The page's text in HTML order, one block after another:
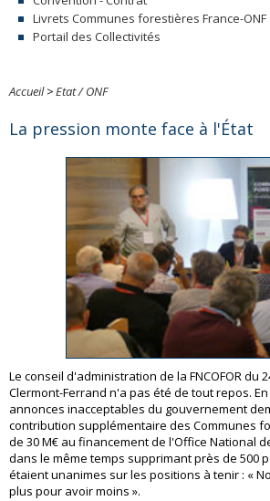
Livrets Communes forestières France-ONF
Portail des Collectivités
Accueil>Etat / ONF
La pression monte face à l'État
Le conseil d'administration de la FNCOFOR du
Clermont-Ferrand n'a pas été de tout repos.
annonces inacceptables du gouvernement
contribution supplémentaire des Communes
de 30 M€ au financement de l'Office National
dans le même temps supprimant près de 500
étaient unanimes sur les positions à tenir : «
plus pour avoir moins ».